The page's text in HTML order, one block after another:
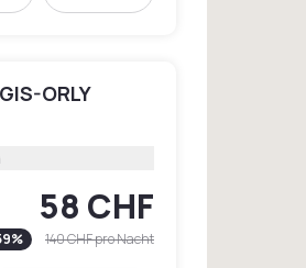
ORLY
58 CHF
% 140 CHFpro Nacht